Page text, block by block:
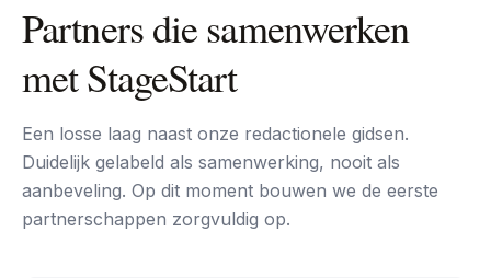
Partners die samenwerken
met StageStart
Een losse laag naast onze redactionele gidsen.
Duidelijk gelabeld als samenwerking, nooit als
aanbeveling. Op dit moment bouwen we de eerste
partnerschappen zorgvuldig op.